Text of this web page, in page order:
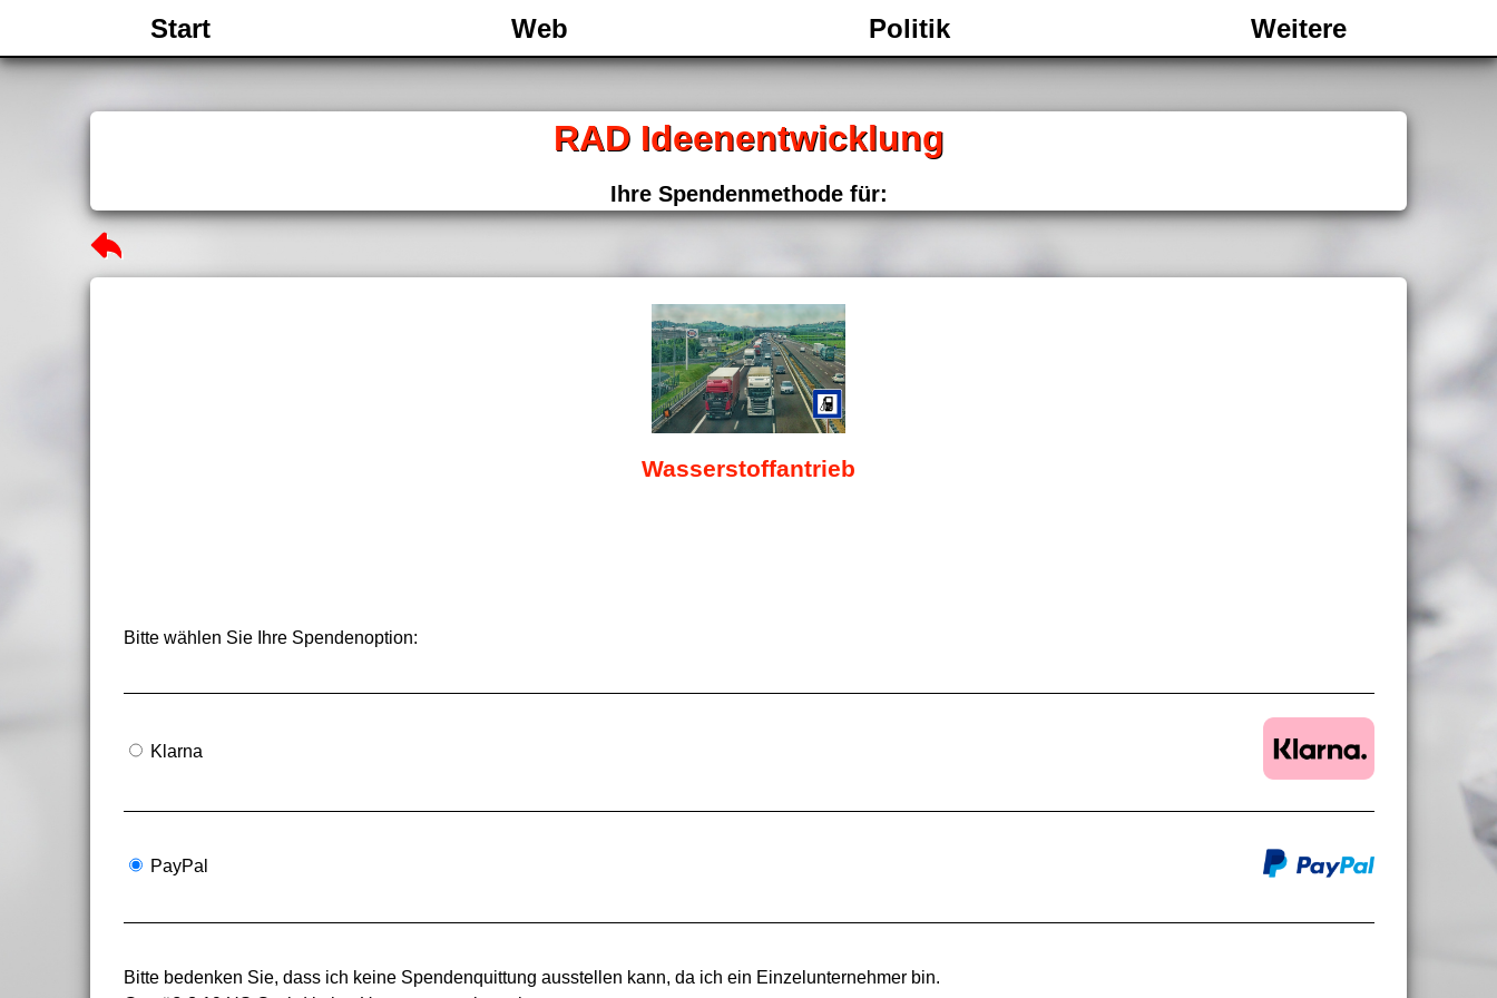
Start Web Politik Weitere
RAD Ideenentwicklung
Ihre Spendenmethode für:
Wasserstoffantrieb
Bitte wählen Sie Ihre Spendenoption:
Klarna
PayPal
Bitte bedenken Sie, dass ich keine Spendenquittung ausstellen kann, da ich ein Einzelunternehmer bin.